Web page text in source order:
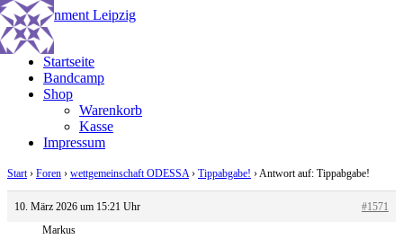
Zum
Inhalt
springen
Menü
Startseite
Bandcamp
Shop
Warenkorb
Kasse
Impressum
Start › Foren › wettgemeinschaft ODESSA › Tippabgabe! ›Antwort auf: Tippabgabe!
10. März 2026 um 15:21 Uhr
#1571
Markus